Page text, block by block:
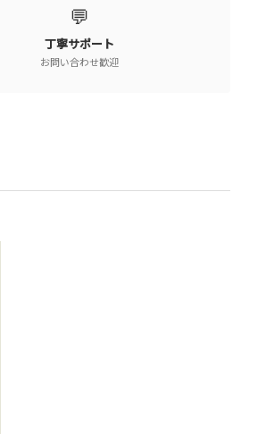
💬
丁寧サポート
お問い合わせ歓迎